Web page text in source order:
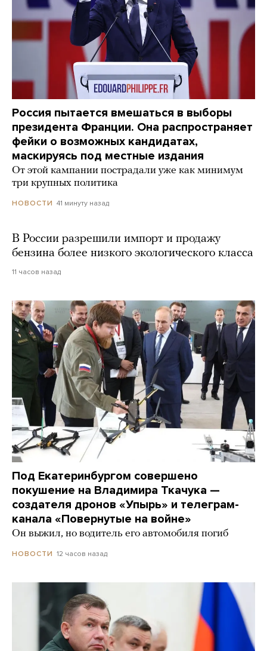
Россия пытается вмешаться в выборы
президента Франции. Она распространяет
фейки о возможных кандидатах,
маскируясь под местные издания
От этой кампании пострадали уже как минимум
три крупных политика
НОВОСТИ 41 минуту назад
В России разрешили импорт и продажу
бензина более низкого экологического класса
11 часов назад
Под Екатеринбургом совершено
покушение на Владимира Ткачука —
создателя дронов «Упырь» и телеграм-
канала «Повернутые на войне»
Он выжил, но водитель его автомобиля погиб
НОВОСТИ 12 часов назад